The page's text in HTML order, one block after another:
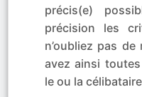
précis(e)
précision les
n’oubliez pas
avez ainsi
le ou la